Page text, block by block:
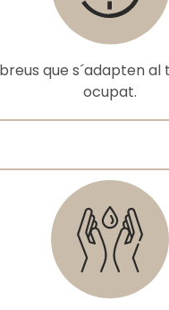
que s´adapten
ocupat.